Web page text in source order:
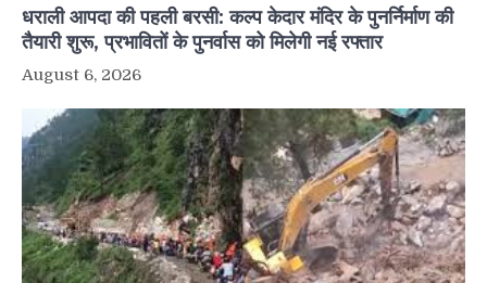
धराली आपदा की पहली बरसी: कल्प केदार मंदिर के पुनर्निर्माण की
तैयारी शुरू, प्रभावितों के पुनर्वास को मिलेगी नई रफ्तार
August 6, 2026